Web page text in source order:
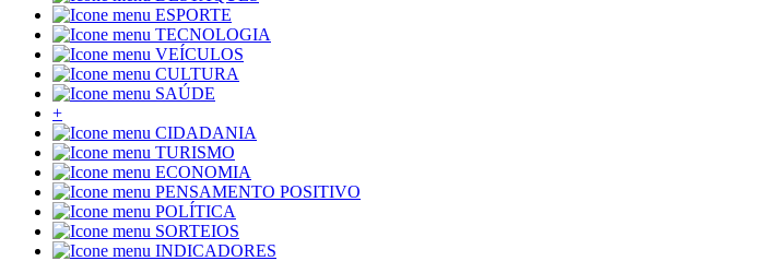
ESPORTE
TECNOLOGIA
VEÍCULOS
CULTURA
SAÚDE
+
CIDADANIA
TURISMO
ECONOMIA
PENSAMENTO POSITIVO
POLÍTICA
SORTEIOS
INDICADORES